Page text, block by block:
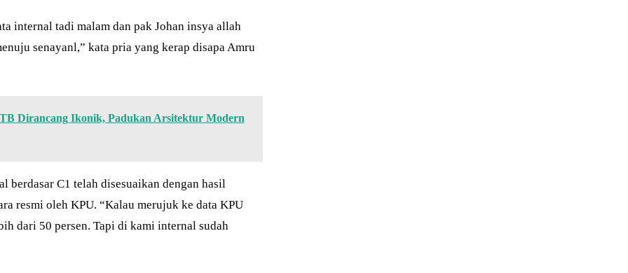
internal tadi malam dan pak Johan insya allah
senayanl,” kata pria yang kerap disapa Amru
Dirancang Ikonik, Padukan Arsitektur Modern
berdasar C1 telah disesuaikan dengan hasil
resmi oleh KPU. “Kalau merujuk ke data KPU
dari 50 persen. Tapi di kami internal sudah